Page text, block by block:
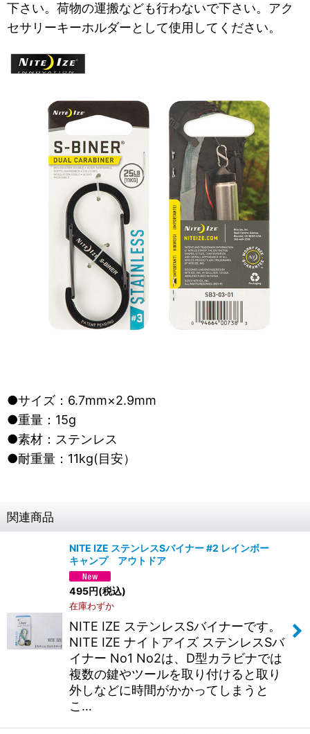
下さい。荷物の運搬なども行わないで下さい。アク
セサリーキーホルダーとして使用してください。
●サイズ：6.7mm×2.9mm
●重量：15g
●素材：ステンレス
●耐重量：11kg(目安）
関連商品
NITE IZE ステンレスSバイナー #2 レインボー
キャンプ アウトドア
495円(税込)
在庫わずか
NITE IZE ステンレスSバイナーです。
NITE IZE ナイトアイズ ステンレスSバ
イナー No1 No2は、D型カラビナでは
複数の鍵やツールを取り付けると取り
外しなどに時間がかかってしまうと
こ…